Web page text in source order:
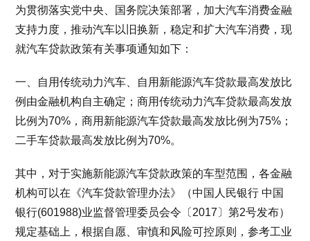
为贯彻落实党中央、国务院决策部署，加大汽车消费金融
支持力度，推动汽车以旧换新，稳定和扩大汽车消费，现
就汽车贷款政策有关事项通知如下：
一、自用传统动力汽车、自用新能源汽车贷款最高发放比
例由金融机构自主确定；商用传统动力汽车贷款最高发放
比例为70%，商用新能源汽车贷款最高发放比例为75%；
二手车贷款最高发放比例为70%。
其中，对于实施新能源汽车贷款政策的车型范围，各金融
机构可以在《汽车贷款管理办法》（中国人民银行 中国
银行(601988)业监督管理委员会令〔2017〕第2号发布）
规定基础上，根据自愿、审慎和风险可控原则，参考工业